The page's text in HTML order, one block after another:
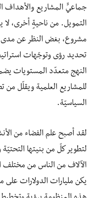
جماعيٍّ المشاريع والأهداف
التمويل. من ناحيةٍ أخرى، لا
مشروع، بغض النظر عن مدى
تحديد رؤى وتوجّهات
النهج متعدّد المستويات
للمشاريع العلمية ويقلّل من
السياسيّة.
لقد أصبح علم الفضاء من
لتطوير كلّ من بنيتها
الآلاف من الناس من مختلف
يكن مليارات الدولارات